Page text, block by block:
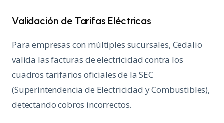
Validación de Tarifas Eléctricas
Para empresas con múltiples sucursales, Cedalio
valida las facturas de electricidad contra los
cuadros tarifarios oficiales de la SEC
(Superintendencia de Electricidad y Combustibles),
detectando cobros incorrectos.